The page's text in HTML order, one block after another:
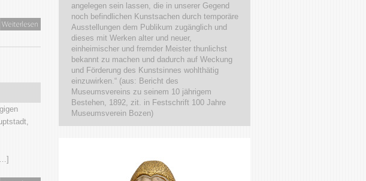
angelegen sein lassen, die in unserer Gegend
noch befindlichen Kunstsachen durch temporäre
Ausstellungen dem Publikum zugänglich und
dieses mit Werken alter und neuer,
einheimischer und fremder Meister thunlichst
bekannt zu machen und dadurch auf Weckung
und Förderung des Kunstsinnes wohlthätig
einzuwirken.“ (aus: Bericht des
Museumsvereins zu seinem 10 jährigem
Bestehen, 1892, zit. in Festschrift 100 Jahre
Museumsverein Bozen)